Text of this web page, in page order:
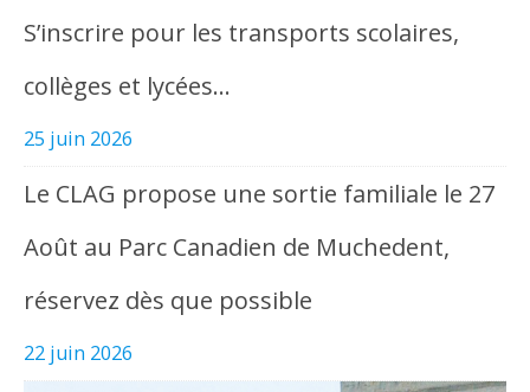
S’inscrire pour les transports scolaires,
collèges et lycées…
25 juin 2026
Le CLAG propose une sortie familiale le 27
Août au Parc Canadien de Muchedent,
réservez dès que possible
22 juin 2026